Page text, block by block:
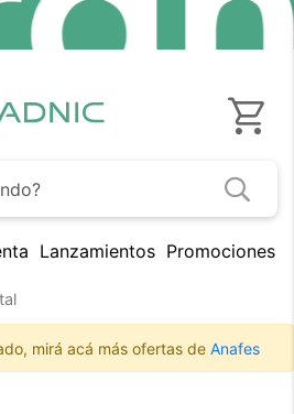
Lanzamientos Promociones
mirá acá más ofertas de Anafes